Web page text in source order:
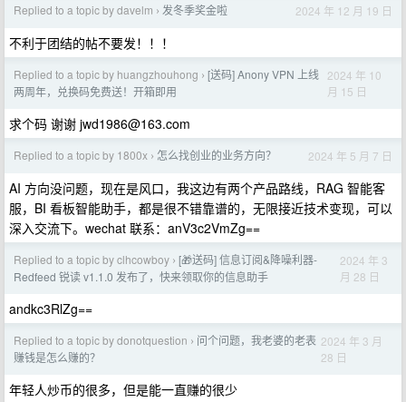
Replied to a topic by davelm › 发冬季奖金啦 2024 年 12 月 19 日
不利于团结的帖不要发！！！
Replied to a topic by huangzhouhong › [送码] Anony VPN 上线
两周年，兑换码免费送！开箱即用
2024 年 10
月 15 日
求个码 谢谢 jwd1986@163.com
Replied to a topic by 1800x › 怎么找创业的业务方向？ 2024 年 5 月 7 日
AI 方向没问题，现在是风口，我这边有两个产品路线，RAG 智能客
服，BI 看板智能助手，都是很不错靠谱的，无限接近技术变现，可以
深入交流下。wechat 联系：anV3c2VmZg==
Replied to a topic by clhcowboy › [🎁送码] 信息订阅&降噪利器-
Redfeed 锐读 v1.1.0 发布了，快来领取你的信息助手
2024 年 3
月 28 日
andkc3RlZg==
Replied to a topic by donotquestion › 问个问题，我老婆的老表
赚钱是怎么赚的？
2024 年 3 月
28 日
年轻人炒币的很多，但是能一直赚的很少